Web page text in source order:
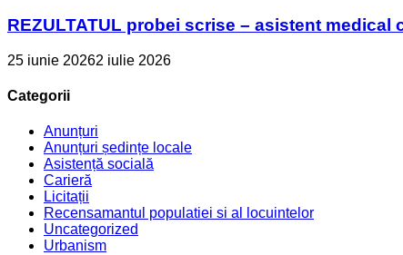
REZULTATUL probei scrise – asistent medical
25 iunie 20262 iulie 2026
Categorii
Anunțuri
Anunțuri ședințe locale
Asistență socială
Carieră
Licitații
Recensamantul populatiei si al locuintelor
Uncategorized
Urbanism